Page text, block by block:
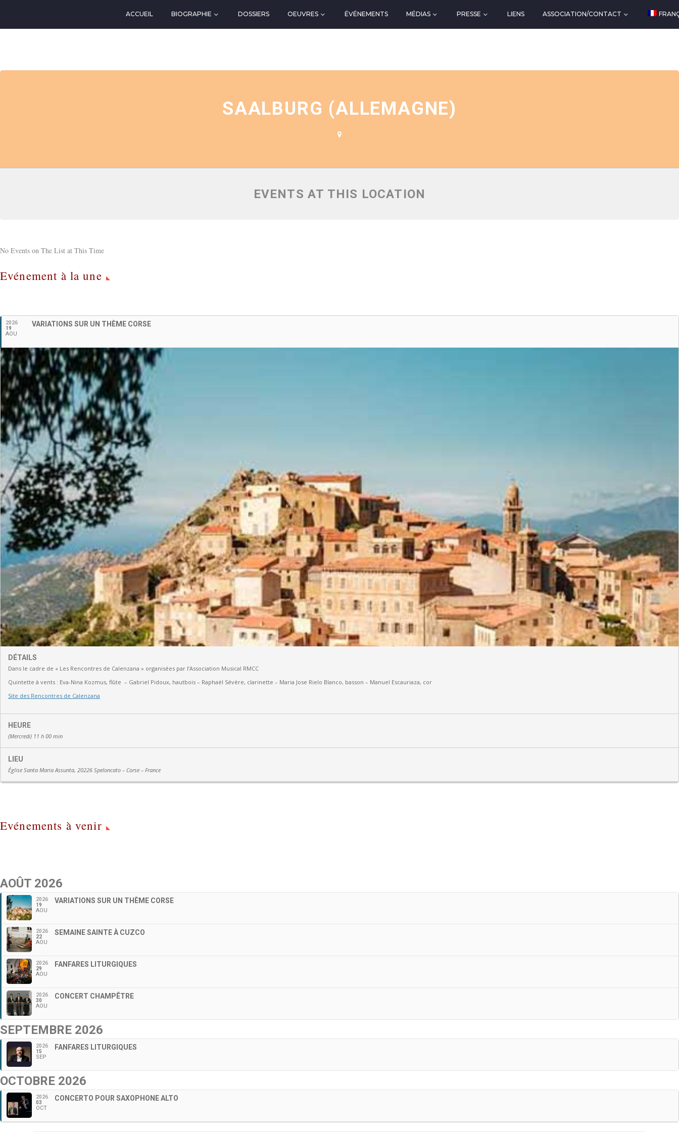
ACCUEIL BIOGRAPHIE DOSSIERS OEUVRES ÉVÉNEMENTS MÉDIAS PRESSE LIENS ASSOCIATION/CONTACT
SAALBURG (ALLEMAGNE)
EVENTS AT THIS LOCATION
No Events on The List at This Time
Evénement à la une
2026
19
AOU
VARIATIONS SUR UN THÈME CORSE
DÉTAILS
Dans le cadre de « Les Rencontres de Calenzana » organisées par l’Association Musical RMCC
Quintette à vents : Eva-Nina Kozmus, flûte – Gabriel Pidoux, hautbois – Raphaël Sévère, clarinette – Maria Jose Rielo Blanco, basson – Manuel Escauriaza, cor
Site des Rencontres de Calenzana
HEURE
(Mercredi) 11 h 00 min
LIEU
Église Santa Maria Assunta, 20226 Speloncato – Corse – France
Evénements à venir
AOÛT 2026
2026
19
AOU
VARIATIONS SUR UN THÈME CORSE
2026
22
AOU
SEMAINE SAINTE À CUZCO
2026
29
AOU
FANFARES LITURGIQUES
2026
30
AOU
CONCERT CHAMPÊTRE
SEPTEMBRE 2026
2026
15
SEP
FANFARES LITURGIQUES
OCTOBRE 2026
2026
03
OCT
CONCERTO POUR SAXOPHONE ALTO